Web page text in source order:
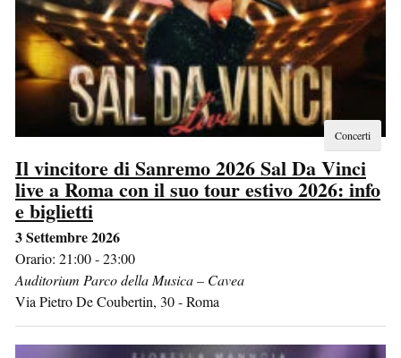
Concerti
Il vincitore di Sanremo 2026 Sal Da Vinci
live a Roma con il suo tour estivo 2026: info
e biglietti
3 Settembre 2026
Orario: 21:00 - 23:00
Auditorium Parco della Musica – Cavea
Via Pietro De Coubertin, 30-Roma